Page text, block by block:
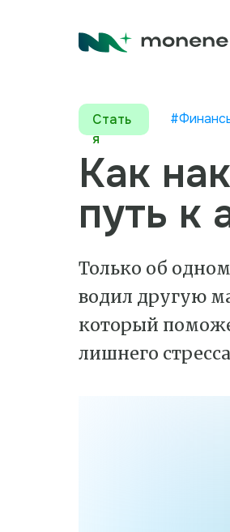
Стать
я
Как
путь к
Только об
водил другую
который
лишнего